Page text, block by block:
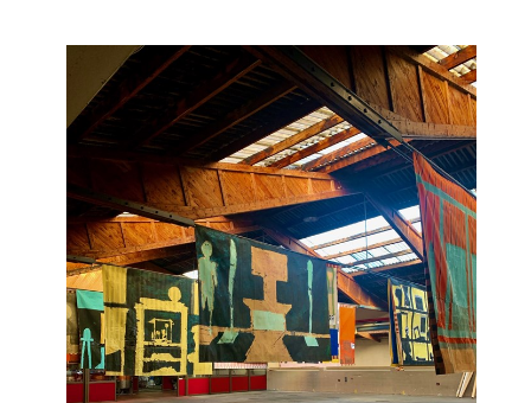
Contact
PRODUITS
Spiritueux
Sirops
Solution Hydro-
PARTENAIRES